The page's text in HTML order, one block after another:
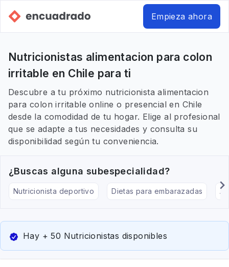
Empieza ahora
Nutricionistas alimentacion para colon
irritable en Chile para ti
Descubre a tu próximo nutricionista alimentacion
para colon irritable online o presencial en Chile
desde la comodidad de tu hogar. Elige al profesional
que se adapte a tus necesidades y consulta su
disponibilidad según tu conveniencia.
¿Buscas alguna subespecialidad?
Nutricionista deportivo Dietas para embarazadas
Hay + 50 Nutricionistas disponibles